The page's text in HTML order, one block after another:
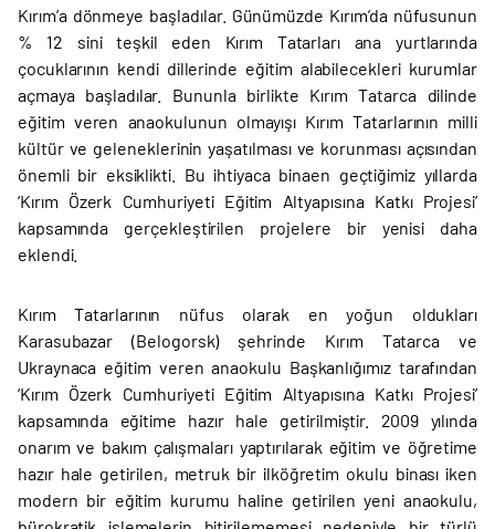
Kırım’a dönmeye başladılar. Günümüzde Kırım’da nüfusunun
% 12 sini teşkil eden Kırım Tatarları ana yurtlarında
çocuklarının kendi dillerinde eğitim alabilecekleri kurumlar
açmaya başladılar. Bununla birlikte Kırım Tatarca dilinde
eğitim veren anaokulunun olmayışı Kırım Tatarlarının milli
kültür ve geleneklerinin yaşatılması ve korunması açısından
önemli bir eksiklikti. Bu ihtiyaca binaen geçtiğimiz yıllarda
‘Kırım Özerk Cumhuriyeti Eğitim Altyapısına Katkı Projesi’
kapsamında gerçekleştirilen projelere bir yenisi daha
eklendi.
Kırım Tatarlarının nüfus olarak en yoğun oldukları
Karasubazar (Belogorsk) şehrinde Kırım Tatarca ve
Ukraynaca eğitim veren anaokulu Başkanlığımız tarafından
‘Kırım Özerk Cumhuriyeti Eğitim Altyapısına Katkı Projesi’
kapsamında eğitime hazır hale getirilmiştir. 2009 yılında
onarım ve bakım çalışmaları yaptırılarak eğitim ve öğretime
hazır hale getirilen, metruk bir ilköğretim okulu binası iken
modern bir eğitim kurumu haline getirilen yeni anaokulu,